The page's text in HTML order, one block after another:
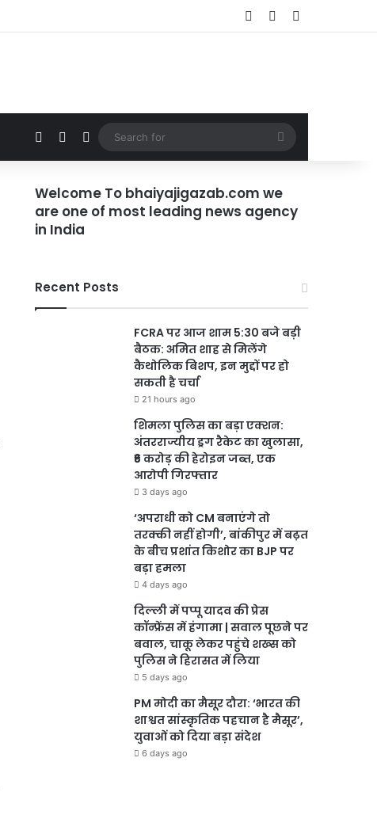
Log InRandom Article
Random Article
SidebarSwitch skin
Search
for
Welcome To bhaiyajigazab.com we
are one of most leading news agency
in India
Recent Posts
FCRA पर आज शाम 5:30 बजे बड़ी
बैठक: अमित शाह से मिलेंगे
कैथोलिक बिशप, इन मुद्दों पर हो
सकती है चर्चा
21 hours ago
शिमला पुलिस का बड़ा एक्शन:
अंतरराज्यीय ड्रग रैकेट का खुलासा,
₹6 करोड़ की हेरोइन जब्त, एक
आरोपी गिरफ्तार
3 days ago
‘अपराधी को CM बनाएंगे तो
तरक्की नहीं होगी’, बांकीपुर में बढ़त
के बीच प्रशांत किशोर का BJP पर
बड़ा हमला
4 days ago
दिल्ली में पप्पू यादव की प्रेस
कॉन्फ्रेंस में हंगामा | सवाल पूछने पर
बवाल, चाकू लेकर पहुंचे शख्स को
पुलिस ने हिरासत में लिया
5 days ago
PM मोदी का मैसूर दौरा: ‘भारत की
शाश्वत सांस्कृतिक पहचान है मैसूर’,
युवाओं को दिया बड़ा संदेश
6 days ago